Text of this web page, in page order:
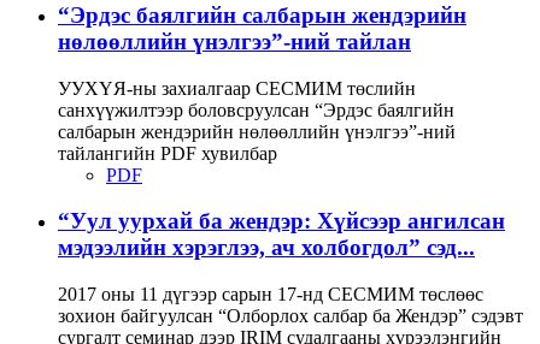
“Эрдэс баялгийн салбарын жендэрийн
нөлөөллийн үнэлгээ”-ний тайлан
УУХҮЯ-ны захиалгаар СЕСМИМ төслийн
санхүүжилтээр боловсруулсан “Эрдэс баялгийн
салбарын жендэрийн нөлөөллийн үнэлгээ”-ний
тайлангийн PDF хувилбар
PDF
“Уул уурхай ба жендэр: Хүйсээр ангилсан
мэдээлийн хэрэглээ, ач холбогдол” сэд...
2017 оны 11 дүгээр сарын 17-нд СЕСМИМ төслөөс
зохион байгуулсан “Олборлох салбар ба Жендэр” сэдэвт
сургалт семинар дээр IRIM судалгааны хүрээлэнгийн